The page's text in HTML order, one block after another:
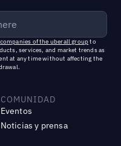
companies of the uberall groupto
services, and market trends as
at any time without affecting the
COMUNIDAD
Eventos
Noticias y prensa